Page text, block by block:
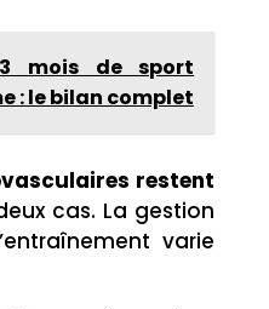
3 mois de sport
: le bilan complet
restent
cas. La gestion
varie